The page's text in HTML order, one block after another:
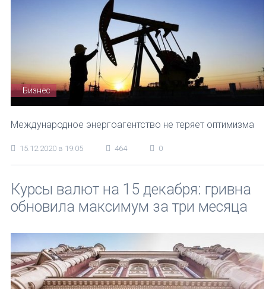
Бизнес
Международное энергоагентство не теряет оптимизма
15.12.2020 в 19:05 464 0
Курсы валют на 15 декабря: гривна
обновила максимум за три месяца